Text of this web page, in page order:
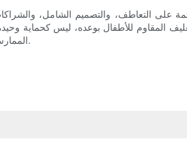
التعاطف، والتصميم الشامل، والشراكات
المقاوم للأطفال بوعده، ليس كحماية
الممارسات التي تحمي الفئات الأكثر ضعفًا.